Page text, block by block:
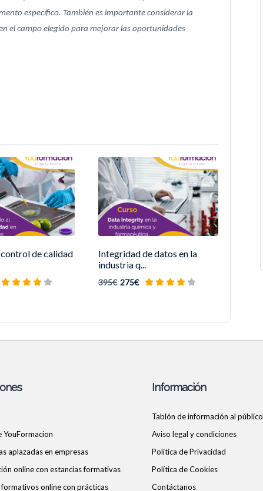
específico. También es importante considerar la
el campo elegido para mejorar las oportunidades
de calidad
Integridad de datos en la
industria q...
395€ 275€
YouFormacion
aplazadas en empresas
online con estancias formativas
formativos online con prácticas
Información
Tablón de información al público
Aviso legal y condiciones
Política de Privacidad
Política de Cookies
Contáctanos